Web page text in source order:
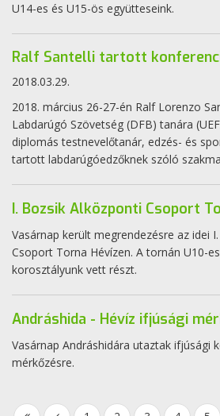
U14-es és U15-ös együtteseink.
Ralf Santelli tartott
2018.03.29.
2018. március 26-27-én Ralf Lorenzo
Labdarúgó Szövetség (DFB) tanára
diplomás testnevelőtanár, edzés- és
tartott labdarúgóedzőknek szóló
I. Bozsik Alközponti Csoport
Vasárnap került megrendezésre az idei
Csoport Torna Hévízen. A tornán U10-
korosztályunk vett részt.
Andráshida - Hévíz ifjúsági
Vasárnap Andráshidára utaztak ifjúsági
mérkőzésre.